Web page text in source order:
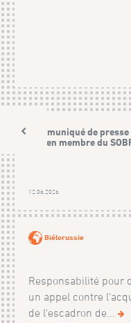
Communiqué de
ancien membre du
12.06.2026
Biélorussie
Responsabilité pour
un appel contre
de l'escadron de...